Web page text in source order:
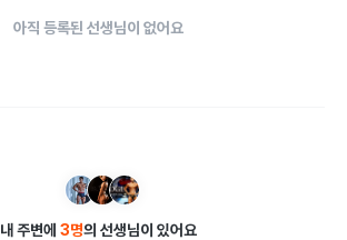
아직 등록된 선생님이 없어요
내 주변에 3명의 선생님이 있어요